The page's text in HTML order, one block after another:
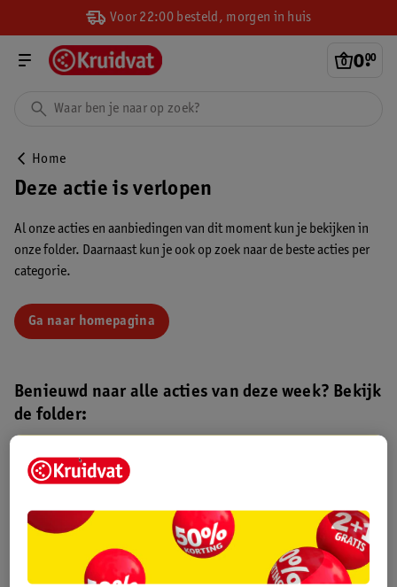
Voor 22:00 besteld, morgen in huis
0.
00
Home
Deze actie is verlopen
Al onze acties en aanbiedingen van dit moment kun je bekijken in
onze folder. Daarnaast kun je ook op zoek naar de beste acties per
categorie.
Ga naar homepagina
Benieuwd naar alle acties van deze week? Bekijk
de folder:
Kruidvat folder
augustus 2026.